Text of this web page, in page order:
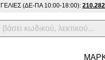
(ΔΕ-ΠΑ 10:00-18:00):